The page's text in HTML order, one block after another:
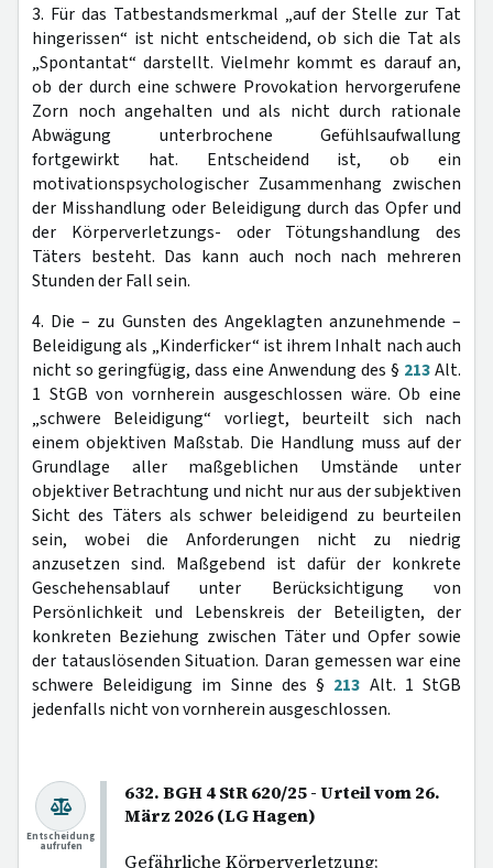
3. Für das Tatbestandsmerkmal „auf der Stelle zur Tat
hingerissen“ ist nicht entscheidend, ob sich die Tat als
„Spontantat“ darstellt. Vielmehr kommt es darauf an,
ob der durch eine schwere Provokation hervorgerufene
Zorn noch angehalten und als nicht durch rationale
Abwägung unterbrochene Gefühlsaufwallung
fortgewirkt hat. Entscheidend ist, ob ein
motivationspsychologischer Zusammenhang zwischen
der Misshandlung oder Beleidigung durch das Opfer und
der Körperverletzungs- oder Tötungshandlung des
Täters besteht. Das kann auch noch nach mehreren
Stunden der Fall sein.
4. Die – zu Gunsten des Angeklagten anzunehmende –
Beleidigung als „Kinderficker“ ist ihrem Inhalt nach auch
nicht so geringfügig, dass eine Anwendung des § 213Alt.
1 StGB von vornherein ausgeschlossen wäre. Ob eine
„schwere Beleidigung“ vorliegt, beurteilt sich nach
einem objektiven Maßstab. Die Handlung muss auf der
Grundlage aller maßgeblichen Umstände unter
objektiver Betrachtung und nicht nur aus der subjektiven
Sicht des Täters als schwer beleidigend zu beurteilen
sein, wobei die Anforderungen nicht zu niedrig
anzusetzen sind. Maßgebend ist dafür der konkrete
Geschehensablauf unter Berücksichtigung von
Persönlichkeit und Lebenskreis der Beteiligten, der
konkreten Beziehung zwischen Täter und Opfer sowie
der tatauslösenden Situation. Daran gemessen war eine
schwere Beleidigung im Sinne des § 213 Alt. 1 StGB
jedenfalls nicht von vornherein ausgeschlossen.
632. BGH 4 StR 620/25 - Urteil vom 26.
März 2026 (LG Hagen)
Gefährliche Körperverletzung;
Entscheidung
aufrufen